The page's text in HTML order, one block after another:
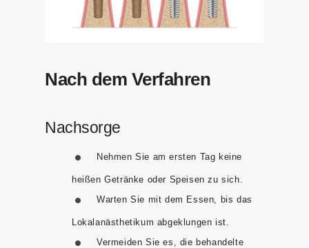
Nach dem Verfahren
Nachsorge
Nehmen Sie am ersten Tag keine
heißen Getränke oder Speisen zu sich.
Warten Sie mit dem Essen, bis das
Lokalanästhetikum abgeklungen ist.
Vermeiden Sie es, die behandelte